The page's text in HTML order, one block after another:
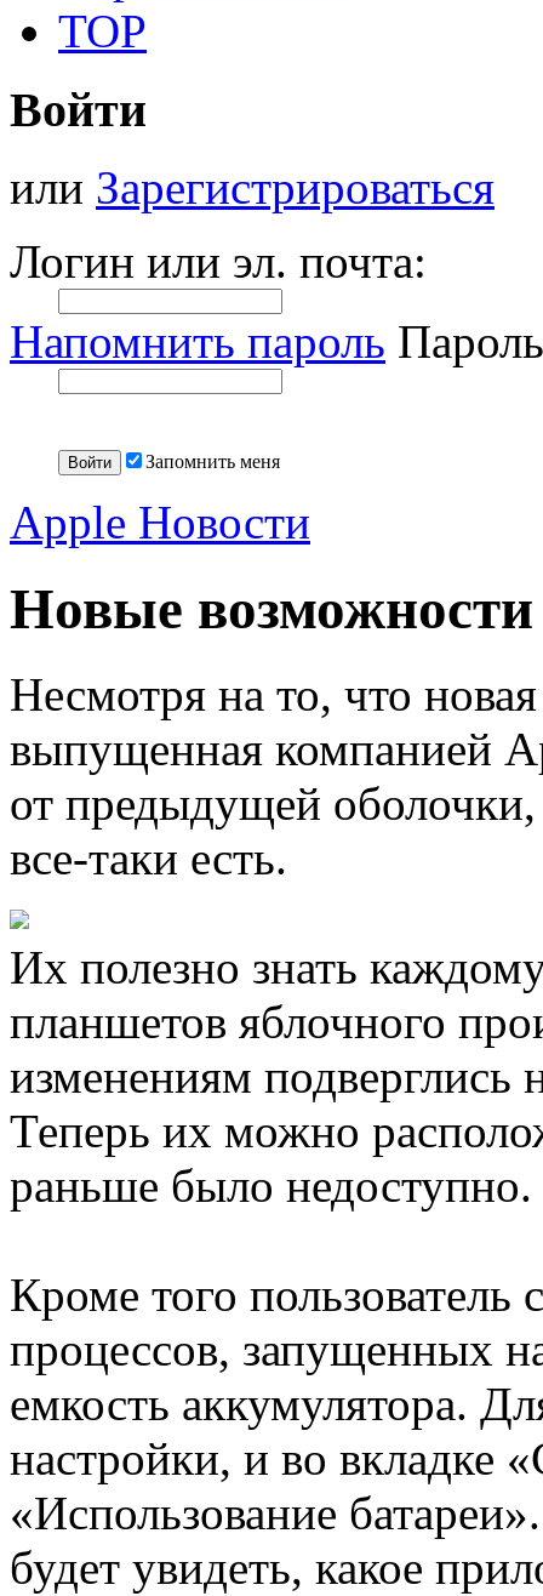
TOP
Войти
или Зарегистрироваться
Логин или эл. почта:
Напомнить пароль
Запомнить меня
Apple Новости
Новые
Несмотря на то, что
выпущенная компанией
от предыдущей
все-таки есть.
Их полезно знать
планшетов яблочного
изменениям подверглись
Теперь их можно
раньше было недоступно.
Кроме того пользователь
процессов, запущенных
емкость аккумулятора.
настройки, и во вкладке
«Использование
будет увидеть, какое